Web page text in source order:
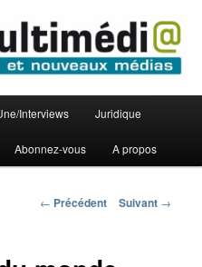
Interviews Juridique
Abonnez-vous A propos
Navigation
← Précédent Suivant →